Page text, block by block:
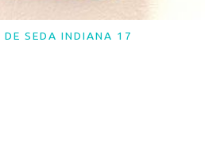
LER MAIS
DE SEDA INDIANA 17